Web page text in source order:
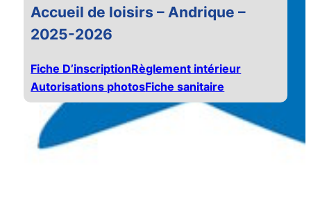
Accueil de loisirs – Andrique –
2025-2026
Fiche D’inscriptionRèglement intérieur
Autorisations photosFiche sanitaire